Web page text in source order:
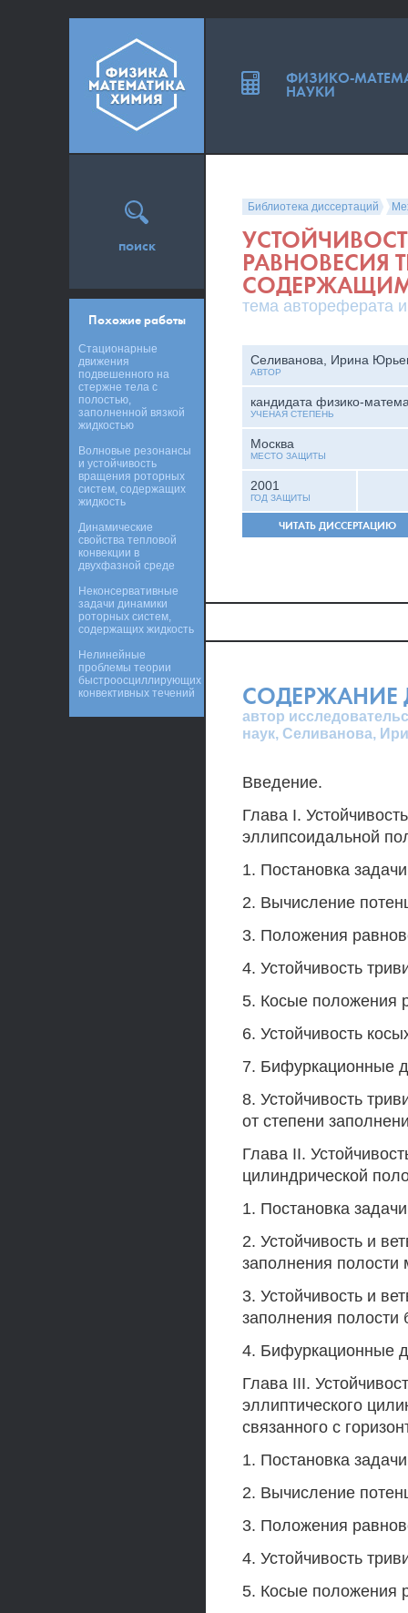
Библиотека диссертаций
РАВНОВЕСИЯ
тема автореферата
Селиванова, Ирина
АВТОР
кандидата физико-
УЧЕНАЯ СТЕПЕНЬ
Москва
МЕСТО ЗАЩИТЫ
2001
ГОД ЗАЩИТЫ
ЧИТАТЬ ДИССЕРТАЦИЮ
СОДЕРЖАНИЕ
автор
наук, Селиванова,
Введение.
Глава I.
эллипсоидальной
1. Постановка
2. Вычисление
3. Положения
4. Устойчивость
5. Косые положения
6. Устойчивость
7. Бифуркационные
8. Устойчивость
от степени
Глава II.
цилиндрической
1. Постановка
2. Устойчивость и
заполнения полости
3. Устойчивость и
заполнения полости
4. Бифуркационные
Глава III.
эллиптического
связанного с
1. Постановка
2. Вычисление
3. Положения
4. Устойчивость
5. Косые положения
поиск
Похожие работы
Стационарные
движения
подвешенного на
стержне тела с
полостью,
заполненной вязкой
жидкостью
Волновые резонансы
и устойчивость
вращения роторных
систем, содержащих
жидкость
Динамические
свойства тепловой
конвекции в
двухфазной среде
Неконсервативные
задачи динамики
роторных систем,
содержащих жидкость
Нелинейные
проблемы теории
быстроосциллирующих
конвективных течений
ФИЗИКО-
НАУКИ